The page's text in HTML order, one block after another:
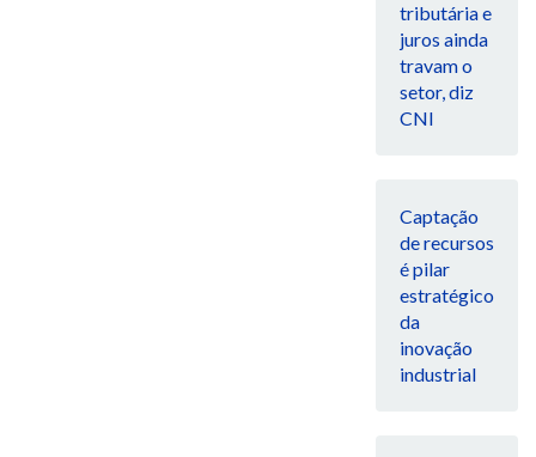
tributária e
juros ainda
travam o
setor, diz
CNI
Captação
de recursos
é pilar
estratégico
da
inovação
industrial